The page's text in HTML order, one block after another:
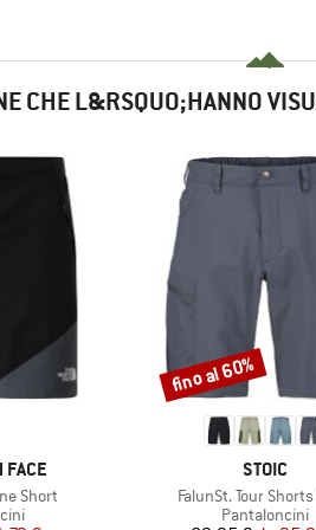
CHE L&RSQUO;HANNO
FACE
Short
prodotti
MARCHIO
STOIC
Articolo
FalunSt. Tour
Gruppo di
Pantaloncini
Sconto
fino al 60%